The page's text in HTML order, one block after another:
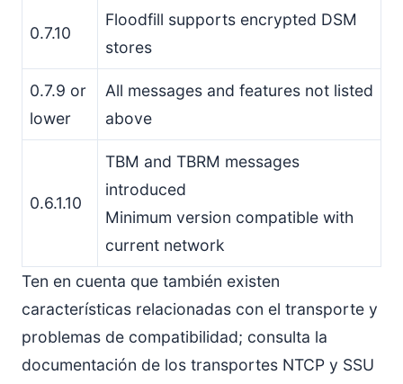
0.7.10
Floodfill supports encrypted DSM
stores
0.7.9 or
lower
All messages and features not listed
above
0.6.1.10
TBM and TBRM messages
introduced
Minimum version compatible with
current network
Ten en cuenta que también existen
características relacionadas con el transporte y
problemas de compatibilidad; consulta la
documentación de los transportes NTCP y SSU